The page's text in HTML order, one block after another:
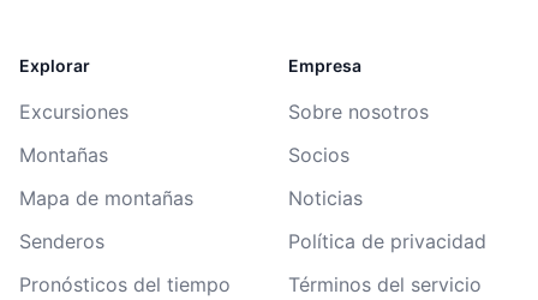
Explorar
Excursiones
Montañas
Mapa de montañas
Senderos
Pronósticos del tiempo
Empresa
Sobre nosotros
Socios
Noticias
Política de privacidad
Términos del servicio